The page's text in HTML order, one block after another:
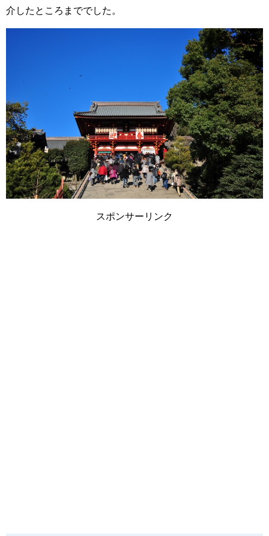
介したところまででした。
スポンサーリンク